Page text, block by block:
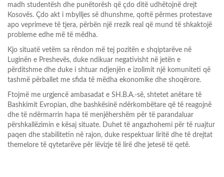
madh studentësh dhe punëtorësh që çdo ditë udhëtojnë drejt
Kosovës. Çdo akt i mbylljes së dhunshme, qoftë përmes protestave
apo veprimeve të tjera, përbën një rrezik real që mund të shkaktojë
probleme edhe më të mëdha.
Kjo situatë vetëm sa rëndon më tej pozitën e shqiptarëve në
Luginën e Preshevës, duke ndikuar negativisht në jetën e
përditshme dhe duke i shtuar ndjenjën e izolimit një komuniteti që
tashmë përballet me sfida të mëdha ekonomike dhe shoqërore.
Ftojmë me urgjencë ambasadat e SH.B.A.-së, shtetet anëtare të
Bashkimit Evropian, dhe bashkësinë ndërkombëtare që të reagojnë
dhe të ndërmarrin hapa të menjëhershëm për të parandaluar
përshkallëzimin e kësaj situate. Duhet të angazhohemi për të ruajtur
paqen dhe stabilitetin në rajon, duke respektuar liritë dhe të drejtat
themelore të qytetarëve për lëvizje të lirë dhe jetesë të qetë.